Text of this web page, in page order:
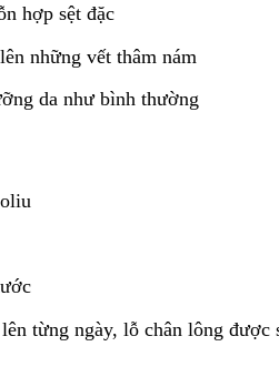
hợp sệt đặc
những vết thâm nám
da như bình thường
từng ngày, lỗ chân lông được